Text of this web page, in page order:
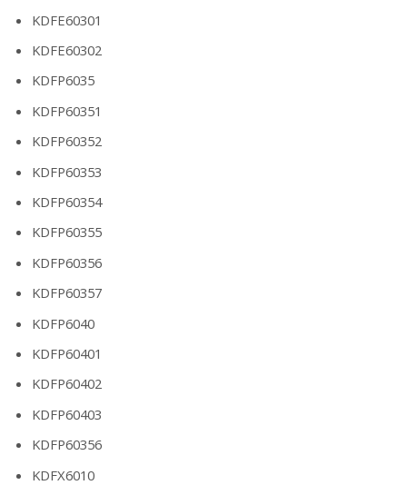
KDFE60301
KDFE60302
KDFP6035
KDFP60351
KDFP60352
KDFP60353
KDFP60354
KDFP60355
KDFP60356
KDFP60357
KDFP6040
KDFP60401
KDFP60402
KDFP60403
KDFP60356
KDFX6010